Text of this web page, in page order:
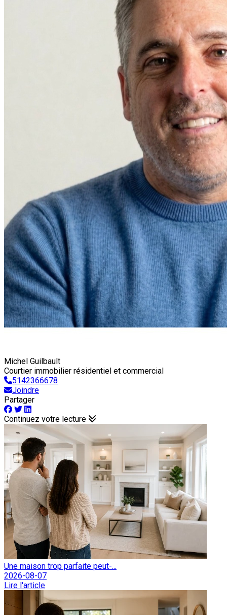
Michel Guilbault
Courtier immobilier résidentiel et commercial
5142366678
Joindre
Partager
Continuez votre lecture
Une maison trop parfaite peut-...
2026-08-07
Lire l'article